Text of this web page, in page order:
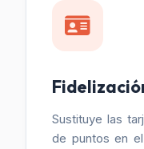
Sustituye las
de puntos en